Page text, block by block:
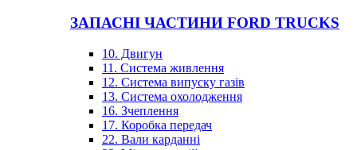
ЗАПАСНІ ЧАСТИНИ FORD TRUCKS
10. Двигун
11. Система живлення
12. Система випуску газів
13. Система охолодження
16. Зчеплення
17. Коробка передач
22. Вали карданні